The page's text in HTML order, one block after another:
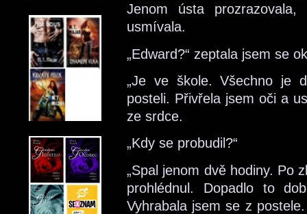
Jenom ústa
usmívala.
„Edward?“ zeptala jsem se
„Je ve škole. Všechno je
posteli. Přivřela jsem oči a
ze srdce.
„Kdy se probudil?“
„Spal jenom dvě hodiny. Po
prohlédnul. Dopadlo to
Vyhrabala jsem se z